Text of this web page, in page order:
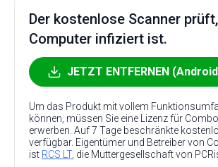
Der kostenlose Scanner
Computer infiziert ist.
JETZT ENTFERNEN
Um das Produkt mit vollem
können, müssen Sie eine Lizenz für
erwerben. Auf 7 Tage beschränkte
verfügbar. Eigentümer und Betreiber von
ist RCS LT, die Muttergesellschaft von